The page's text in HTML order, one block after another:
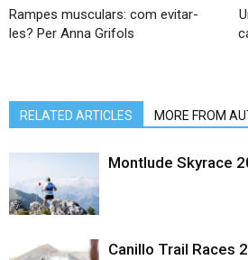
Rampes musculars: com evitar-
les? Per Anna Grifols
RELATED ARTICLES MORE FROM
Montlude Skyrace
Canillo Trail Races